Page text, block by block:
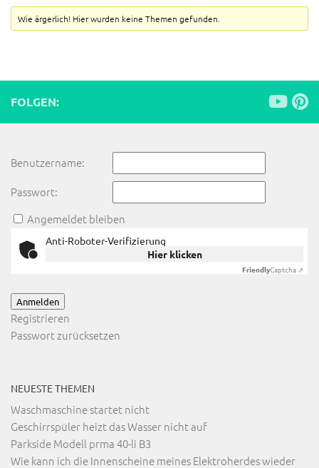
Wie ärgerlich! Hier wurden keine Themen gefunden.
FOLGEN:
Benutzername:
Passwort:
Angemeldet bleiben
Anti-Roboter-Verifizierung
Hier klicken
FriendlyCaptcha ⇗
Anmelden
Registrieren
Passwort zurücksetzen
NEUESTE THEMEN
Waschmaschine startet nicht
Geschirrspüler heizt das Wasser nicht auf
Parkside Modell prma 40-li B3
Wie kann ich die Innenscheine meines Elektroherdes wieder